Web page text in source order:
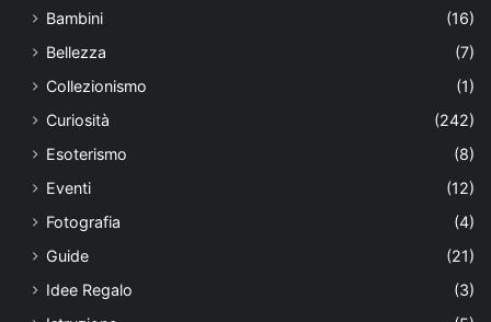
Bambini
(16)
Bellezza
(7)
Collezionismo
(1)
Curiosità
(242)
Esoterismo
(8)
Eventi
(12)
Fotografia
(4)
Guide
(21)
Idee Regalo
(3)